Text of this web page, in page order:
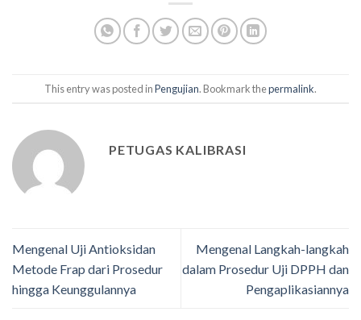
This entry was posted inPengujian. Bookmark thepermalink.
PETUGAS KALIBRASI
Mengenal Uji Antioksidan
Metode Frap dari Prosedur
hingga Keunggulannya
Mengenal Langkah-langkah
dalam Prosedur Uji DPPH dan
Pengaplikasiannya